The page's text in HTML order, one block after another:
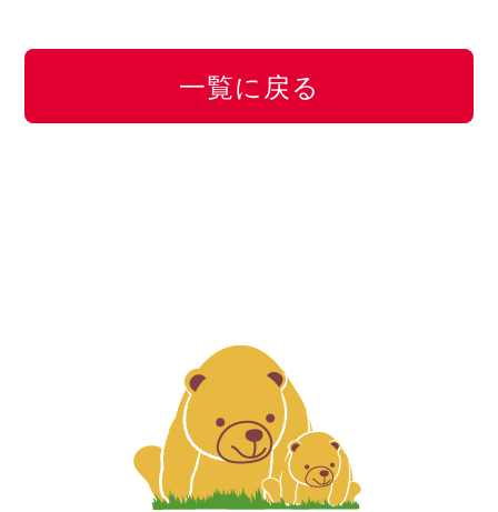
一覧に戻る